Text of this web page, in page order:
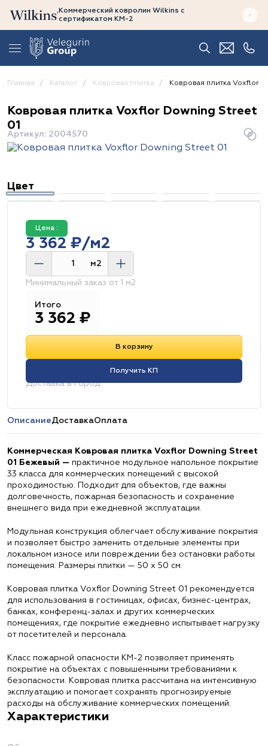
Коммерческий ковролин Wilkins с
сертификатом КМ-2
Главная Каталог Ковровая плитка Ковровая плитка Voxflor
Ковровая плитка Voxflor Downing Street
01
Артикул: 2004570
Цвет
Цена :
3 362 ₽/м2
м2
Минимальный заказ от 1 м2
Итого
3 362 ₽
В корзину
Получить КП
Доставка в город:
ОписаниеДоставкаОплата
Коммерческая Ковровая плитка Voxflor Downing Street
01 Бежевый — практичное модульное напольное покрытие
33 класса для коммерческих помещений с высокой
проходимостью. Подходит для объектов, где важны
долговечность, пожарная безопасность и сохранение
внешнего вида при ежедневной эксплуатации.
Модульная конструкция облегчает обслуживание покрытия
и позволяет быстро заменить отдельные элементы при
локальном износе или повреждении без остановки работы
помещения. Размеры плитки — 50 х 50 см.
Ковровая плитка Voxflor Downing Street 01 рекомендуется
для использования в гостиницах, офисах, бизнес-центрах,
банках, конференц-залах и других коммерческих
помещениях, где покрытие ежедневно испытывает нагрузку
от посетителей и персонала.
Класс пожарной опасности КМ-2 позволяет применять
покрытие на объектах с повышенными требованиями к
безопасности. Ковровая плитка рассчитана на интенсивную
эксплуатацию и помогает сохранять прогнозируемые
расходы на обслуживание коммерческих помещений.
Характеристики